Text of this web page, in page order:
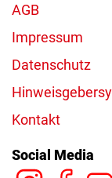
AGB
Impressum
Datenschutz
Kontakt
Social Media